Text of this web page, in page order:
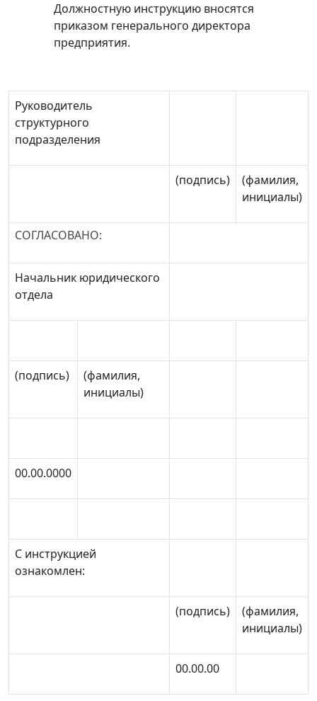
Должностную инструкцию вносятся
приказом генерального директора
предприятия.
Руководитель
структурного
подразделения
(подпись)
(фамилия,
инициалы)
СОГЛАСОВАНО:
Начальник юридического
отдела
(подпись)
(фамилия,
инициалы)
00.00.0000
С инструкцией
ознакомлен:
(подпись)
(фамилия,
инициалы)
00.00.00